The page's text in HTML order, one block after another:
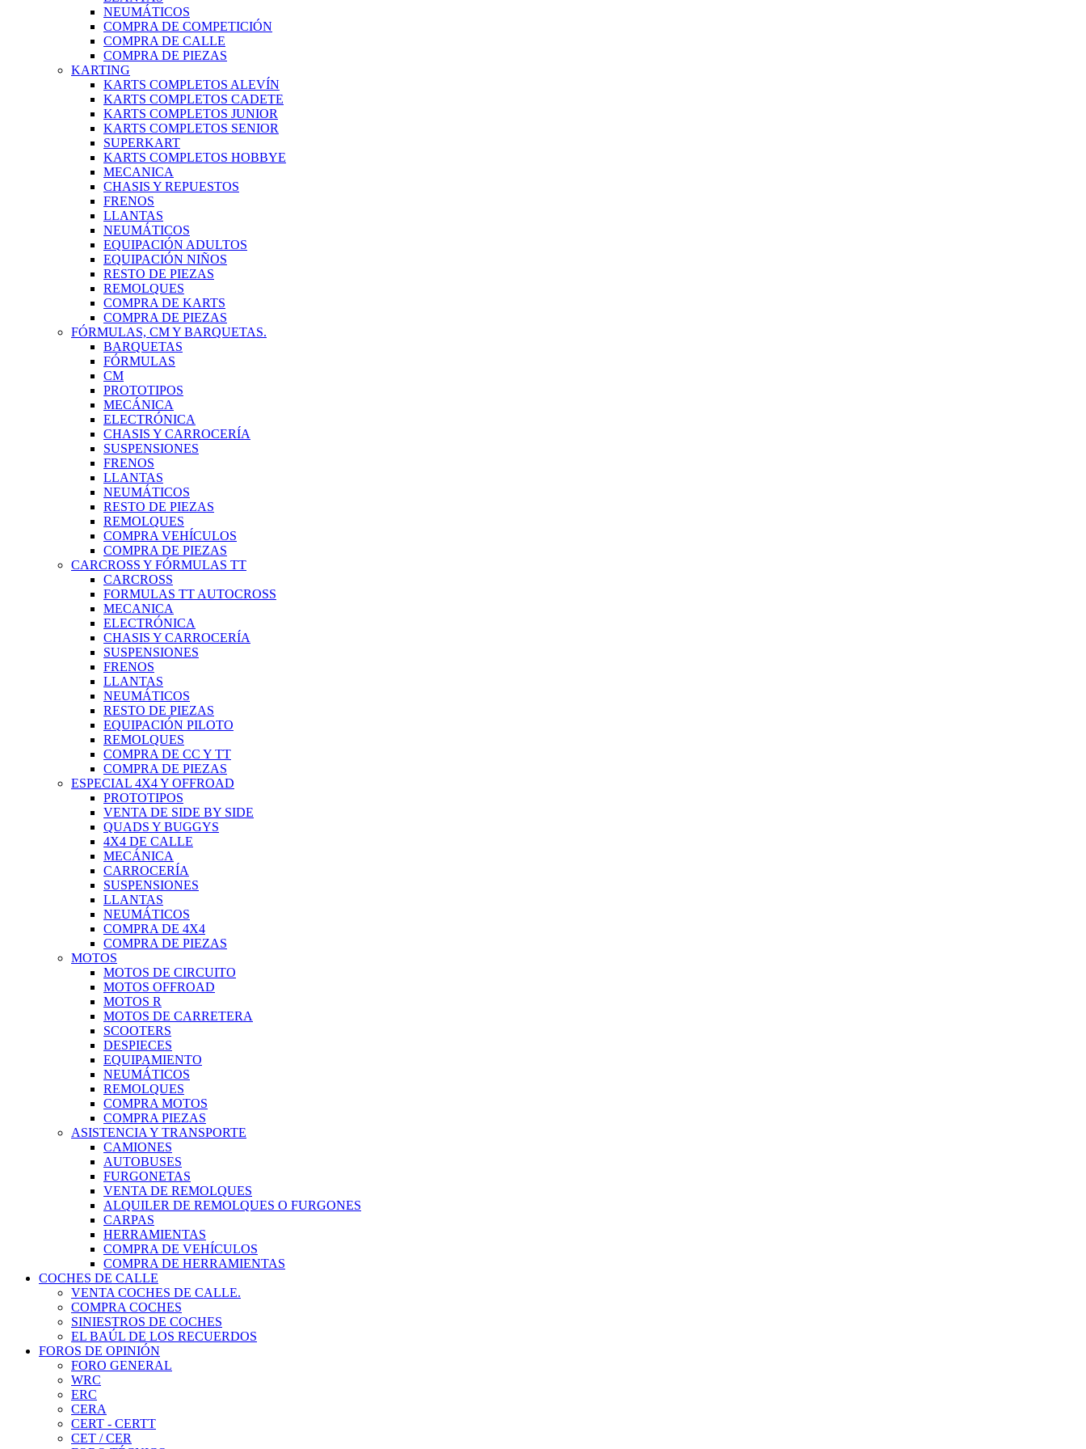
NEUMÁTICOS
COMPRA DE COMPETICIÓN
COMPRA DE CALLE
COMPRA DE PIEZAS
KARTING
KARTS COMPLETOS ALEVÍN
KARTS COMPLETOS CADETE
KARTS COMPLETOS JUNIOR
KARTS COMPLETOS SENIOR
SUPERKART
KARTS COMPLETOS HOBBYE
MECANICA
CHASIS Y REPUESTOS
FRENOS
LLANTAS
NEUMÁTICOS
EQUIPACIÓN ADULTOS
EQUIPACIÓN NIÑOS
RESTO DE PIEZAS
REMOLQUES
COMPRA DE KARTS
COMPRA DE PIEZAS
FÓRMULAS, CM Y BARQUETAS.
BARQUETAS
FÓRMULAS
CM
PROTOTIPOS
MECÁNICA
ELECTRÓNICA
CHASIS Y CARROCERÍA
SUSPENSIONES
FRENOS
LLANTAS
NEUMÁTICOS
RESTO DE PIEZAS
REMOLQUES
COMPRA VEHÍCULOS
COMPRA DE PIEZAS
CARCROSS Y FÓRMULAS TT
CARCROSS
FORMULAS TT AUTOCROSS
MECANICA
ELECTRÓNICA
CHASIS Y CARROCERÍA
SUSPENSIONES
FRENOS
LLANTAS
NEUMÁTICOS
RESTO DE PIEZAS
EQUIPACIÓN PILOTO
REMOLQUES
COMPRA DE CC Y TT
COMPRA DE PIEZAS
ESPECIAL 4X4 Y OFFROAD
PROTOTIPOS
VENTA DE SIDE BY SIDE
QUADS Y BUGGYS
4X4 DE CALLE
MECÁNICA
CARROCERÍA
SUSPENSIONES
LLANTAS
NEUMÁTICOS
COMPRA DE 4X4
COMPRA DE PIEZAS
MOTOS
MOTOS DE CIRCUITO
MOTOS OFFROAD
MOTOS R
MOTOS DE CARRETERA
SCOOTERS
DESPIECES
EQUIPAMIENTO
NEUMÁTICOS
REMOLQUES
COMPRA MOTOS
COMPRA PIEZAS
ASISTENCIA Y TRANSPORTE
CAMIONES
AUTOBUSES
FURGONETAS
VENTA DE REMOLQUES
ALQUILER DE REMOLQUES O FURGONES
CARPAS
HERRAMIENTAS
COMPRA DE VEHÍCULOS
COMPRA DE HERRAMIENTAS
COCHES DE CALLE
VENTA COCHES DE CALLE.
COMPRA COCHES
SINIESTROS DE COCHES
EL BAÚL DE LOS RECUERDOS
FOROS DE OPINIÓN
FORO GENERAL
WRC
ERC
CERA
CERT - CERTT
CET / CER